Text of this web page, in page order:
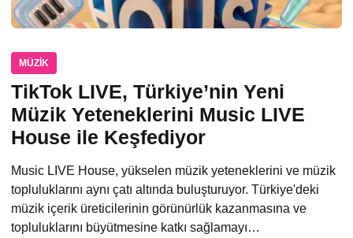
MÜZIK
TikTok LIVE, Türkiye’nin Yeni
Müzik Yeteneklerini Music LIVE
House ile Keşfediyor
Music LIVE House, yükselen müzik yeteneklerini ve müzik
topluluklarını aynı çatı altında buluşturuyor. Türkiye'deki
müzik içerik üreticilerinin görünürlük kazanmasına ve
topluluklarını büyütmesine katkı sağlamayı…